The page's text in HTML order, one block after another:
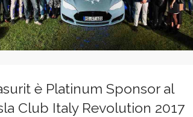
è Platinum Sponsor al
Club Italy Revolution 2017